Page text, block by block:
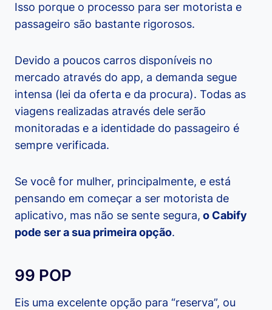
Isso porque o processo para ser motorista e
passageiro são bastante rigorosos.
Devido a poucos carros disponíveis no
mercado através do app, a demanda segue
intensa (lei da oferta e da procura). Todas as
viagens realizadas através dele serão
monitoradas e a identidade do passageiro é
sempre verificada.
Se você for mulher, principalmente, e está
pensando em começar a ser motorista de
aplicativo, mas não se sente segura, o Cabify
pode ser a sua primeira opção.
99 POP
Eis uma excelente opção para “reserva”, ou